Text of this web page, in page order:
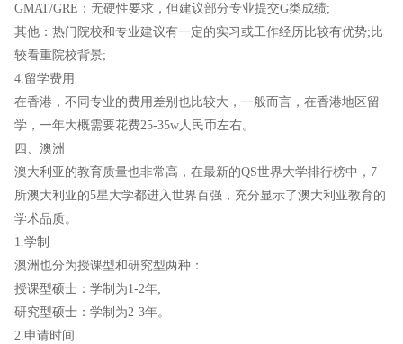
GMAT/GRE：无硬性要求，但建议部分专业提交G类成绩;
其他：热门院校和专业建议有一定的实习或工作经历比较有优势;比
较看重院校背景;
4.留学费用
在香港，不同专业的费用差别也比较大，一般而言，在香港地区留
学，一年大概需要花费25-35w人民币左右。
四、澳洲
澳大利亚的教育质量也非常高，在最新的QS世界大学排行榜中，7
所澳大利亚的5星大学都进入世界百强，充分显示了澳大利亚教育的
学术品质。
1.学制
澳洲也分为授课型和研究型两种：
授课型硕士：学制为1-2年;
研究型硕士：学制为2-3年。
2.申请时间